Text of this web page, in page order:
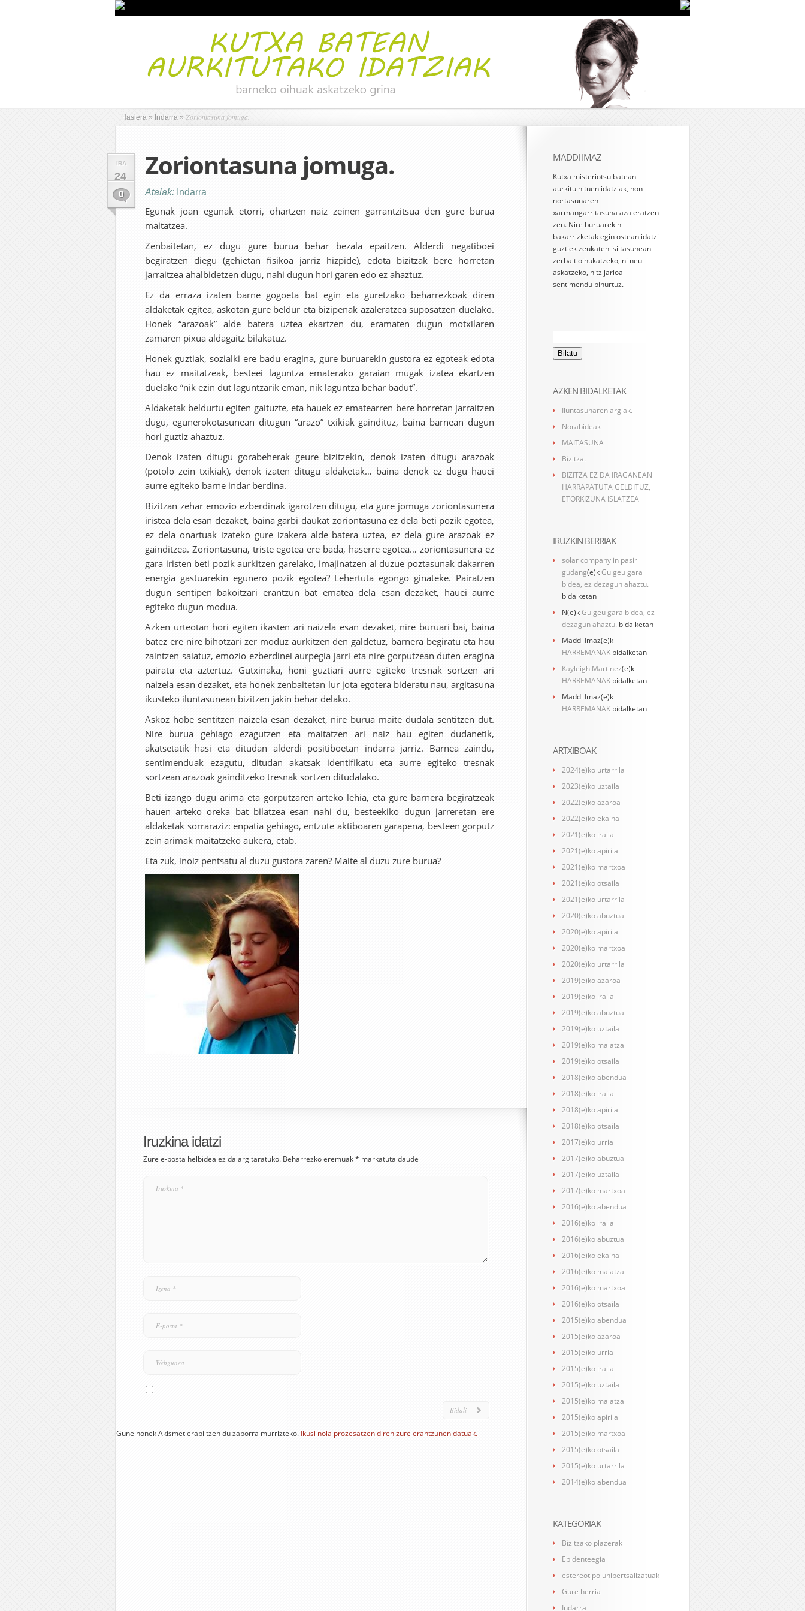
Hasiera » Indarra » Zoriontasuna jomuga.
IRA
24
0
Zoriontasuna jomuga.
Atalak: Indarra
Egunak joan egunak etorri, ohartzen naiz zeinen garrantzitsua den gure burua
maitatzea.
Zenbaitetan, ez dugu gure burua behar bezala epaitzen. Alderdi negatiboei
begiratzen diegu (gehietan fisikoa jarriz hizpide), edota bizitzak bere horretan
jarraitzea ahalbidetzen dugu, nahi dugun hori garen edo ez ahaztuz.
Ez da erraza izaten barne gogoeta bat egin eta guretzako beharrezkoak diren
aldaketak egitea, askotan gure beldur eta bizipenak azaleratzea suposatzen duelako.
Honek “arazoak” alde batera uztea ekartzen du, eramaten dugun motxilaren
zamaren pixua aldagaitz bilakatuz.
Honek guztiak, sozialki ere badu eragina, gure buruarekin gustora ez egoteak edota
hau ez maitatzeak, besteei laguntza ematerako garaian mugak izatea ekartzen
duelako “nik ezin dut laguntzarik eman, nik laguntza behar badut”.
Aldaketak beldurtu egiten gaituzte, eta hauek ez ematearren bere horretan jarraitzen
dugu, egunerokotasunean ditugun “arazo” txikiak gaindituz, baina barnean dugun
hori guztiz ahaztuz.
Denok izaten ditugu gorabeherak geure bizitzekin, denok izaten ditugu arazoak
(potolo zein txikiak), denok izaten ditugu aldaketak… baina denok ez dugu hauei
aurre egiteko barne indar berdina.
Bizitzan zehar emozio ezberdinak igarotzen ditugu, eta gure jomuga zoriontasunera
iristea dela esan dezaket, baina garbi daukat zoriontasuna ez dela beti pozik egotea,
ez dela onartuak izateko gure izakera alde batera uztea, ez dela gure arazoak ez
gainditzea. Zoriontasuna, triste egotea ere bada, haserre egotea… zoriontasunera ez
gara iristen beti pozik aurkitzen garelako, imajinatzen al duzue poztasunak dakarren
energia gastuarekin egunero pozik egotea? Lehertuta egongo ginateke. Pairatzen
dugun sentipen bakoitzari erantzun bat ematea dela esan dezaket, hauei aurre
egiteko dugun modua.
Azken urteotan hori egiten ikasten ari naizela esan dezaket, nire buruari bai, baina
batez ere nire bihotzari zer moduz aurkitzen den galdetuz, barnera begiratu eta hau
zaintzen saiatuz, emozio ezberdinei aurpegia jarri eta nire gorputzean duten eragina
pairatu eta aztertuz. Gutxinaka, honi guztiari aurre egiteko tresnak sortzen ari
naizela esan dezaket, eta honek zenbaitetan lur jota egotera bideratu nau, argitasuna
ikusteko iluntasunean bizitzen jakin behar delako.
Askoz hobe sentitzen naizela esan dezaket, nire burua maite dudala sentitzen dut.
Nire burua gehiago ezagutzen eta maitatzen ari naiz hau egiten dudanetik,
akatsetatik hasi eta ditudan alderdi positiboetan indarra jarriz. Barnea zaindu,
sentimenduak ezagutu, ditudan akatsak identifikatu eta aurre egiteko tresnak
sortzean arazoak gainditzeko tresnak sortzen ditudalako.
Beti izango dugu arima eta gorputzaren arteko lehia, eta gure barnera begiratzeak
hauen arteko oreka bat bilatzea esan nahi du, besteekiko dugun jarreretan ere
aldaketak sorraraziz: enpatia gehiago, entzute aktiboaren garapena, besteen gorputz
zein arimak maitatzeko aukera, etab.
Eta zuk, inoiz pentsatu al duzu gustora zaren? Maite al duzu zure burua?
Iruzkina idatzi
Zure e-posta helbidea ez da argitaratuko. Beharrezko eremuak* markatuta daude
Gune honek Akismet erabiltzen du zaborra murrizteko. Ikusi nola prozesatzen diren zure erantzunen datuak.
MADDI IMAZ
Kutxa misteriotsu batean
aurkitu nituen idatziak, non
nortasunaren
xarmangarritasuna azaleratzen
zen. Nire buruarekin
bakarrizketak egin ostean idatzi
guztiek zeukaten isiltasunean
zerbait oihukatzeko, ni neu
askatzeko, hitz jarioa
sentimendu bihurtuz.
Bilatu:
AZKEN BIDALKETAK
Iluntasunaren argiak.
Norabideak
MAITASUNA
Bizitza.
BIZITZA EZ DA IRAGANEAN
HARRAPATUTA GELDITUZ,
ETORKIZUNA ISLATZEA
IRUZKIN BERRIAK
solar company in pasir
gudang(e)kGu geu gara
bidea, ez dezagun ahaztu.
bidalketan
N(e)kGu geu gara bidea, ez
dezagun ahaztu. bidalketan
Maddi Imaz(e)k
HARREMANAK bidalketan
Kayleigh Martinez(e)k
HARREMANAK bidalketan
Maddi Imaz(e)k
HARREMANAK bidalketan
ARTXIBOAK
2024(e)ko urtarrila
2023(e)ko uztaila
2022(e)ko azaroa
2022(e)ko ekaina
2021(e)ko iraila
2021(e)ko apirila
2021(e)ko martxoa
2021(e)ko otsaila
2021(e)ko urtarrila
2020(e)ko abuztua
2020(e)ko apirila
2020(e)ko martxoa
2020(e)ko urtarrila
2019(e)ko azaroa
2019(e)ko iraila
2019(e)ko abuztua
2019(e)ko uztaila
2019(e)ko maiatza
2019(e)ko otsaila
2018(e)ko abendua
2018(e)ko iraila
2018(e)ko apirila
2018(e)ko otsaila
2017(e)ko urria
2017(e)ko abuztua
2017(e)ko uztaila
2017(e)ko martxoa
2016(e)ko abendua
2016(e)ko iraila
2016(e)ko abuztua
2016(e)ko ekaina
2016(e)ko maiatza
2016(e)ko martxoa
2016(e)ko otsaila
2015(e)ko abendua
2015(e)ko azaroa
2015(e)ko urria
2015(e)ko iraila
2015(e)ko uztaila
2015(e)ko maiatza
2015(e)ko apirila
2015(e)ko martxoa
2015(e)ko otsaila
2015(e)ko urtarrila
2014(e)ko abendua
KATEGORIAK
Bizitzako plazerak
Ebidenteegia
estereotipo unibertsalizatuak
Gure herria
Indarra